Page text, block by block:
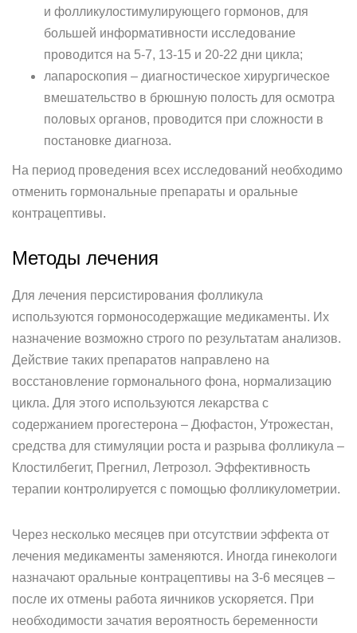
и фолликулостимулирующего гормонов, для
большей информативности исследование
проводится на 5-7, 13-15 и 20-22 дни цикла;
лапароскопия – диагностическое хирургическое
вмешательство в брюшную полость для осмотра
половых органов, проводится при сложности в
постановке диагноза.
На период проведения всех исследований необходимо
отменить гормональные препараты и оральные
контрацептивы.
Методы лечения
Для лечения персистирования фолликула
используются гормоносодержащие медикаменты. Их
назначение возможно строго по результатам анализов.
Действие таких препаратов направлено на
восстановление гормонального фона, нормализацию
цикла. Для этого используются лекарства с
содержанием прогестерона – Дюфастон, Утрожестан,
средства для стимуляции роста и разрыва фолликула –
Клостилбегит, Прегнил, Летрозол. Эффективность
терапии контролируется с помощью фолликулометрии.
Через несколько месяцев при отсутствии эффекта от
лечения медикаменты заменяются. Иногда гинекологи
назначают оральные контрацептивы на 3-6 месяцев –
после их отмены работа яичников ускоряется. При
необходимости зачатия вероятность беременности